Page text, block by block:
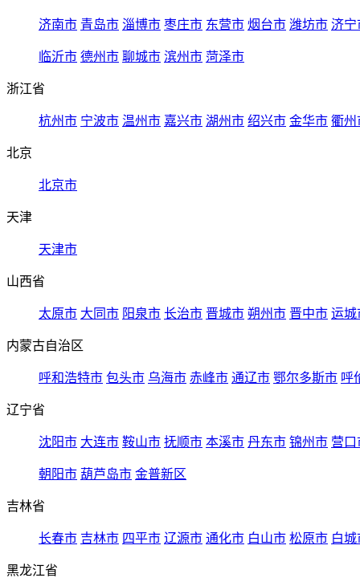
济南市 青岛市 淄博市 枣庄市 东营市 烟台市 潍坊市 济宁
临沂市 德州市 聊城市 滨州市 菏泽市
浙江省
杭州市 宁波市 温州市 嘉兴市 湖州市 绍兴市 金华市 衢州
北京
北京市
天津
天津市
山西省
太原市 大同市 阳泉市 长治市 晋城市 朔州市 晋中市 运城
内蒙古自治区
呼和浩特市 包头市 乌海市 赤峰市 通辽市 鄂尔多斯市 呼
辽宁省
沈阳市 大连市 鞍山市 抚顺市 本溪市 丹东市 锦州市 营口
朝阳市 葫芦岛市 金普新区
吉林省
长春市 吉林市 四平市 辽源市 通化市 白山市 松原市 白城
黑龙江省